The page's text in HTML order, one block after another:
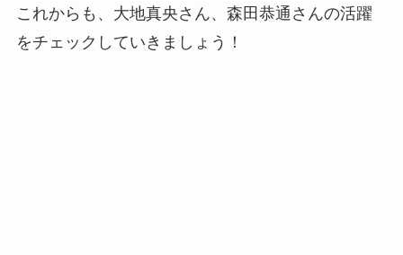
これからも、大地真央さん、森田恭通さんの活躍
をチェックしていきましょう！